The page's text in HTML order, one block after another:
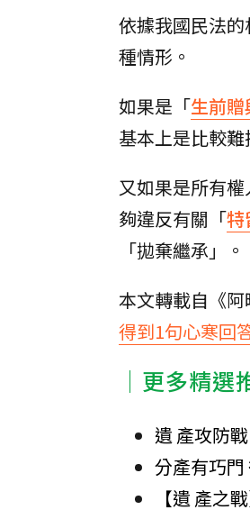
依據我國民法
種情形。
如果是「生前贈
基本上是比較難
又如果是所有
夠違反有關「特
「拋棄繼承」。
本文轉載自《阿
得到1句心寒回
│更多精
遺 產攻防
分產有巧
【遺 產之